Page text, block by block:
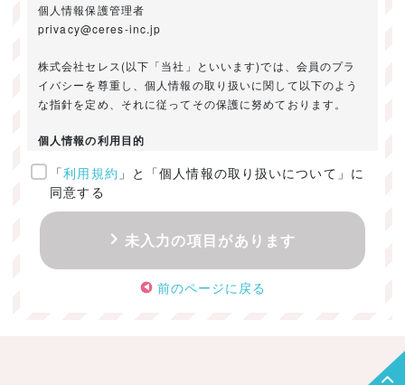
個人情報保護管理者
privacy@ceres-inc.jp
株式会社セレス(以下「当社」といいます)では、会員のプラ
イバシーを尊重し、個人情報の取り扱いに関して以下のよう
な指針を定め、それに従ってその保護に努めております。
個人情報の利用目的
ご提供いただきました個人情報は、以下のためにのみ利用い
たします。
・お問い合わせに対する回答及び資料送付のご連絡
・当社のお客様向けサービスの提供
・本人確認
・サービスの開発・改善のための分析
「利用規約 」と「個人情報の取り扱いについて」に
同意する
未入力の項目があります
前のページに戻る